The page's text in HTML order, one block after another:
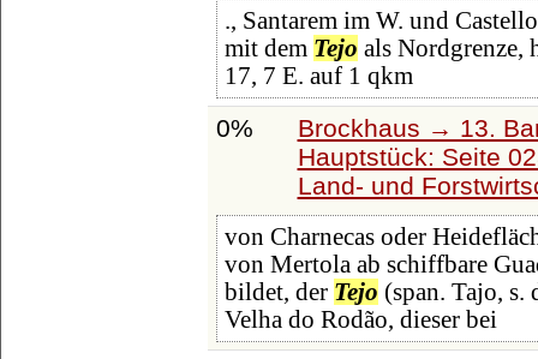
., Santarem im W. und
mit dem Tejo als Nordgrenze,
17, 7 E. auf 1 qkm
0%
Brockhaus → 13.
Hauptstück: Seite
Land- und
von Charnecas oder
von Mertola ab schiffbare
bildet, der Tejo (span. Tajo,
Velha do Rodão, dieser bei